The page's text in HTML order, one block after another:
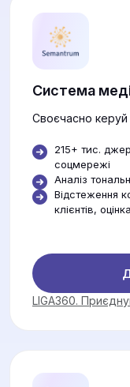
Система
Своєчасно керуй
215+ тис.
соцмережі
Аналіз
Відстеження
клієнтів,
LIGA360.